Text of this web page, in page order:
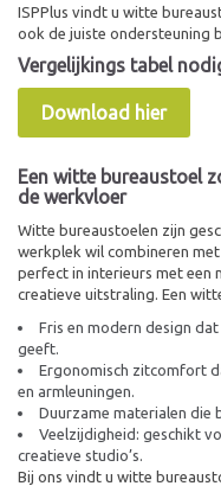
ISPPlus vindt u witte
ook de juiste ondersteuning
Vergelijkings tabel
Download hier
Een witte bureaustoel
de werkvloer
Witte bureaustoelen zijn
werkplek wil combineren
perfect in interieurs met een
creatieve uitstraling. Een
Fris en modern design
geeft.
Ergonomisch zitcomfort
en armleuningen.
Duurzame materialen die
Veelzijdigheid: geschikt
creatieve studio’s.
Bij ons vindt u witte